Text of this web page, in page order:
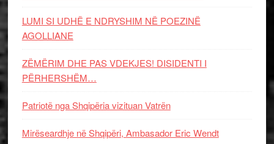
LUMI SI UDHË E NDRYSHIM NË POEZINË
AGOLLIANE
ZËMËRIM DHE PAS VDEKJES! DISIDENTI I
PËRHERSHËM…
Patriotë nga Shqipëria vizituan Vatrën
Mirëseardhje në Shqipëri, Ambasador Eric Wendt